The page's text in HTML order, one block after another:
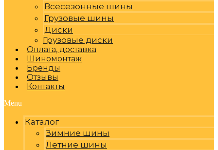
Всесезонные шины
Грузовые шины
Диски
Грузовые диски
Оплата, доставка
Шиномонтаж
Бренды
Отзывы
Контакты
Menu
Каталог
Зимние шины
Летние шины